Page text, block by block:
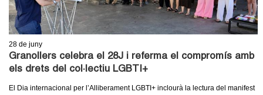
28 de juny
Granollers celebra el 28J i referma el compromís amb
els drets del col·lectiu LGBTI+
El Dia internacional per l’Alliberament LGBTI+ inclourà la lectura del manifest